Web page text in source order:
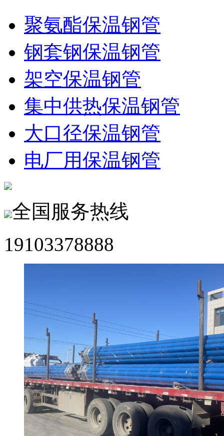
聚氨酯保温钢管
钢套钢保温钢管
架空保温钢管
集中供热保温钢管
大口径保温钢管
电厂用保温钢管
全国服务热线
19103378888